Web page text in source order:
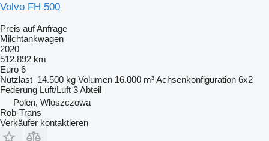
Volvo FH 500
Preis auf Anfrage
Milchtankwagen
2020
512.892 km
Euro 6
Nutzlast 14.500 kg Volumen 16.000 m³Achsenkonfiguration 6x2
Federung Luft/Luft 3 Abteil
Polen, Włoszczowa
Rob-Trans
Verkäufer kontaktieren